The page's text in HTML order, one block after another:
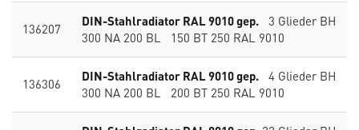
136207 DIN-Stahlradiator RAL 9010 gep. 3 Glieder BH
300 NA 200 BL 150 BT 250 RAL 9010
136306 DIN-Stahlradiator RAL 9010 gep. 4 Glieder BH
300 NA 200 BL 200 BT 250 RAL 9010